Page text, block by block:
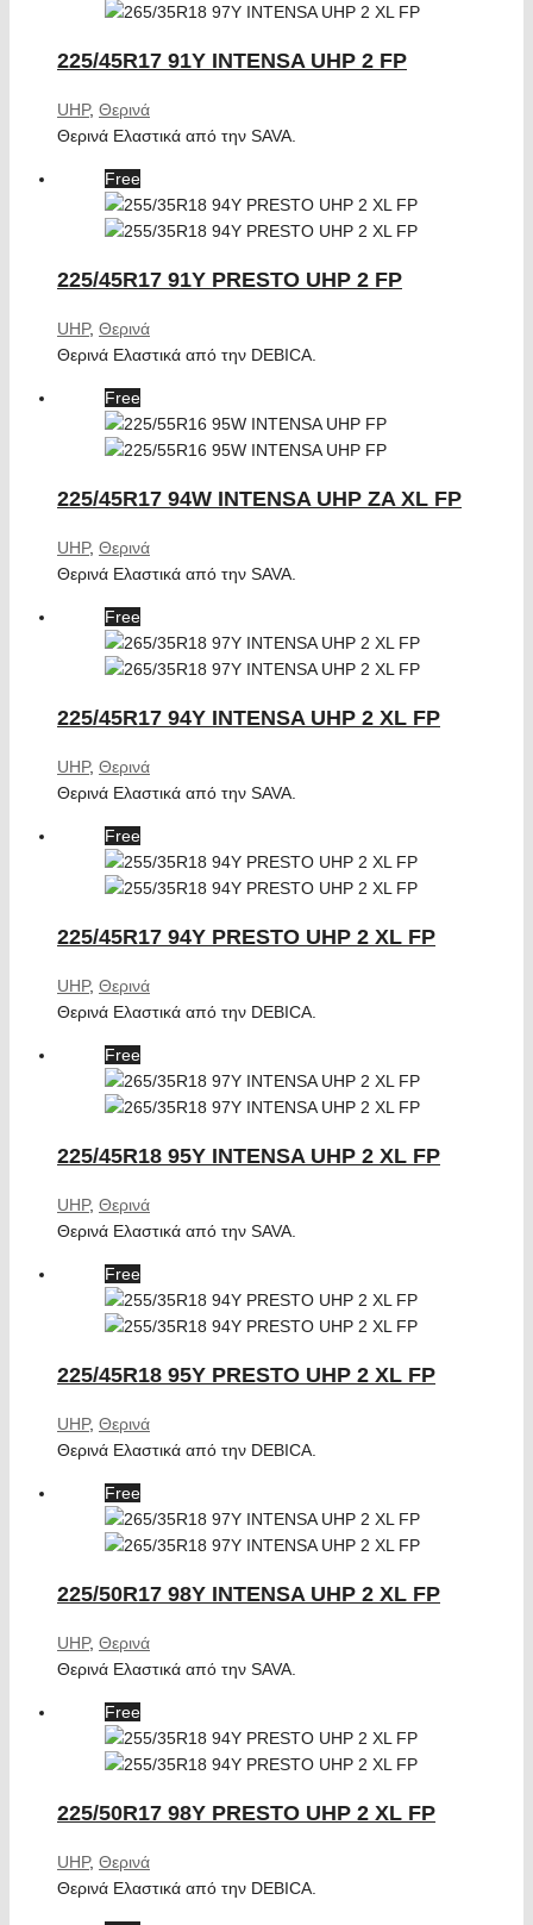
225/45R17 91Y INTENSA UHP 2 FP
UHP, Θερινά
Θερινά Ελαστικά από την SAVA.
Free
225/45R17 91Y PRESTO UHP 2 FP
UHP, Θερινά
Θερινά Ελαστικά από την DEBICA.
Free
225/45R17 94W INTENSA UHP ZA XL FP
UHP, Θερινά
Θερινά Ελαστικά από την SAVA.
Free
225/45R17 94Y INTENSA UHP 2 XL FP
UHP, Θερινά
Θερινά Ελαστικά από την SAVA.
Free
225/45R17 94Y PRESTO UHP 2 XL FP
UHP, Θερινά
Θερινά Ελαστικά από την DEBICA.
Free
225/45R18 95Y INTENSA UHP 2 XL FP
UHP, Θερινά
Θερινά Ελαστικά από την SAVA.
Free
225/45R18 95Y PRESTO UHP 2 XL FP
UHP, Θερινά
Θερινά Ελαστικά από την DEBICA.
Free
225/50R17 98Y INTENSA UHP 2 XL FP
UHP, Θερινά
Θερινά Ελαστικά από την SAVA.
Free
225/50R17 98Y PRESTO UHP 2 XL FP
UHP, Θερινά
Θερινά Ελαστικά από την DEBICA.